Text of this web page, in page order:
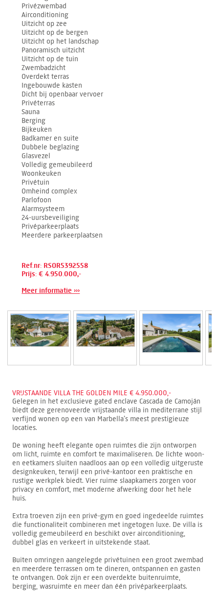
Privézwembad
Airconditioning
Uitzicht op zee
Uitzicht op de bergen
Uitzicht op het landschap
Panoramisch uitzicht
Uitzicht op de tuin
Zwembadzicht
Overdekt terras
Ingebouwde kasten
Dicht bij openbaar vervoer
Privéterras
Sauna
Berging
Bijkeuken
Badkamer en suite
Dubbele beglazing
Glasvezel
Volledig gemeubileerd
Woonkeuken
Privétuin
Omheind complex
Parlofoon
Alarmsysteem
24-uursbeveiliging
Privéparkeerplaats
Meerdere parkeerplaatsen
Ref.nr: RSOR5392558
Prijs: € 4.950.000,-
Meer informatie ›››
VRIJSTAANDE VILLA THE GOLDEN MILE € 4.950.000,-
Gelegen in het exclusieve gated enclave Cascada de Camoján
biedt deze gerenoveerde vrijstaande villa in mediterrane stijl
verfijnd wonen op een van Marbella’s meest prestigieuze
locaties.
De woning heeft elegante open ruimtes die zijn ontworpen
om licht, ruimte en comfort te maximaliseren. De lichte woon-
en eetkamers sluiten naadloos aan op een volledig uitgeruste
designkeuken, terwijl een privé-kantoor een praktische en
rustige werkplek biedt. Vier ruime slaapkamers zorgen voor
privacy en comfort, met moderne afwerking door het hele
huis.
Extra troeven zijn een privé-gym en goed ingedeelde ruimtes
die functionaliteit combineren met ingetogen luxe. De villa is
volledig gemeubileerd en beschikt over airconditioning,
dubbel glas en verkeert in uitstekende staat.
Buiten omringen aangelegde privétuinen een groot zwembad
en meerdere terrassen om te dineren, ontspannen en gasten
te ontvangen. Ook zijn er een overdekte buitenruimte,
berging, wasruimte en meer dan één privéparkeerplaats.